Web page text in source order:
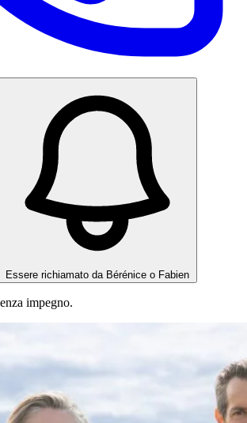
Essere richiamato da Bérénice o Fabien
impegno.